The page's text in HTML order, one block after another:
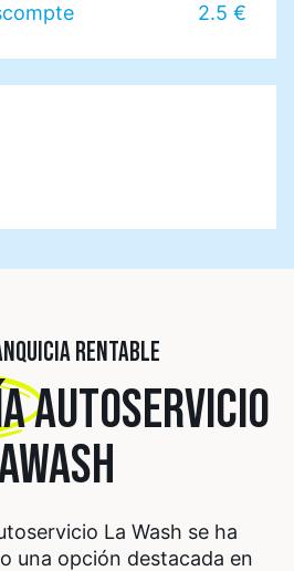
2.5 €
RENTABLE
AUTOSERVICIO
La Wash se ha
una opción destacada en